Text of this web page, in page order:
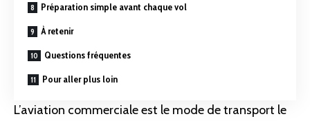
Préparation simple avant chaque vol
À retenir
Questions fréquentes
Pour aller plus loin
L’aviation commerciale est le mode de transport le